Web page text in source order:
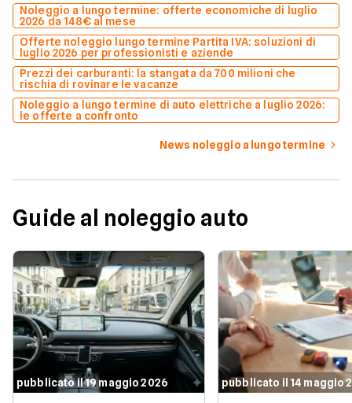
Noleggio a lungo termine: offerte economiche di luglio
2026 da 148€ al mese
Offerte noleggio lungo termine Partita IVA: soluzioni di
luglio 2026 per professionisti e aziende
Prezzi dei carburanti: la stangata da 700 milioni che
rischia di rovinare le vacanze
Noleggio a lungo termine di auto elettriche a luglio 2026:
le offerte a confronto
News noleggio a lungo termine
Guide al noleggio auto
pubblicato il 19 maggio 2026 pubblicato il 14 maggio